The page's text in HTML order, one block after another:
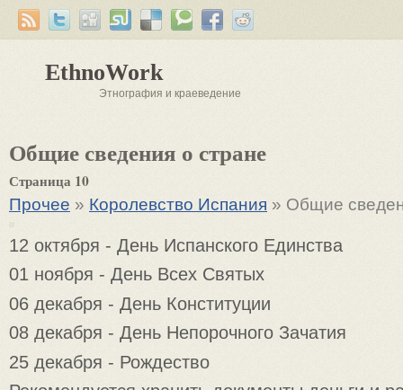
EthnoWork
Этнография и краеведение
Общие сведения о стране
Страница 10
Прочее » Королевство Испания » Общие
12 октября - День Испанского Единства
01 ноября - День Всех Святых
06 декабря - День Конституции
08 декабря - День Непорочного Зачатия
25 декабря - Рождество